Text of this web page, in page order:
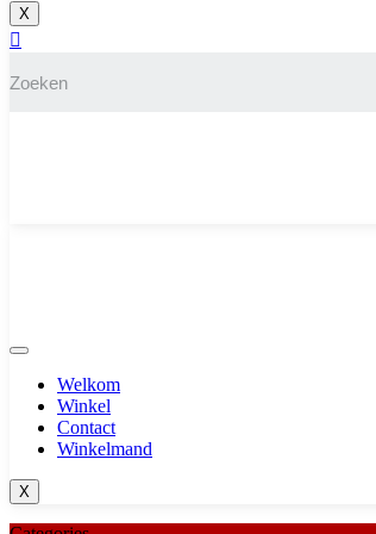
X
Welkom
Winkel
Contact
Winkelmand
X